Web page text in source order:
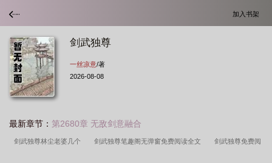
加入书架
剑武独尊
一丝凉意/著
2026-08-08
最新章节： 第2680章 无敌剑意融合
剑武独尊林尘老婆几个 剑武独尊笔趣阁无弹窗免费阅读全文 剑武独尊免费阅